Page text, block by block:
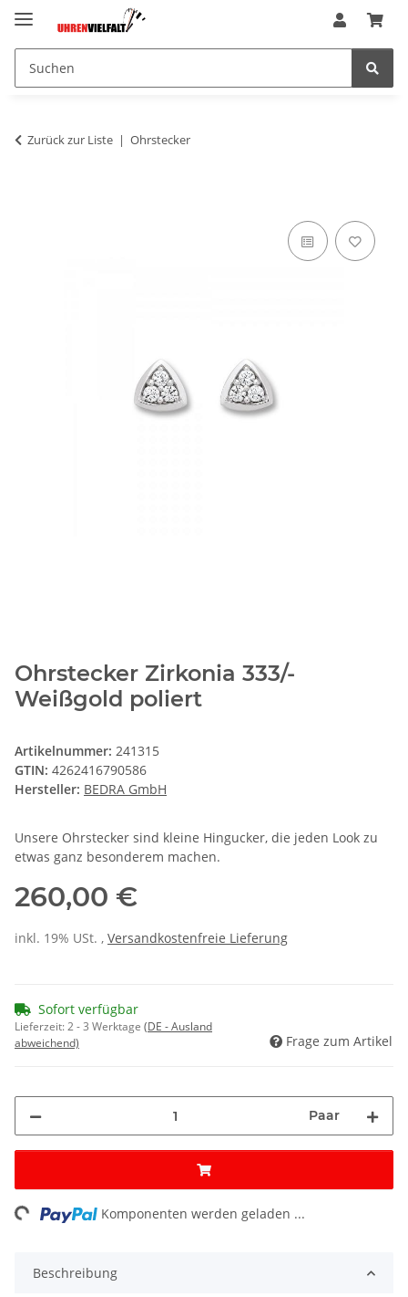
Zurück zur Liste Ohrstecker
Ohrstecker Zirkonia 333/-
Weißgold poliert
Artikelnummer: 241315
GTIN: 4262416790586
Hersteller: BEDRA GmbH
Unsere Ohrstecker sind kleine Hingucker, die jeden Look zu
etwas ganz besonderem machen.
260,00 €
inkl. 19% USt. , Versandkostenfreie Lieferung
Sofort verfügbar
Lieferzeit:2 - 3 Werktage (DE - Ausland
abweichend)
Frage zum Artikel
Paar
Komponenten werden geladen ...
Beschreibung